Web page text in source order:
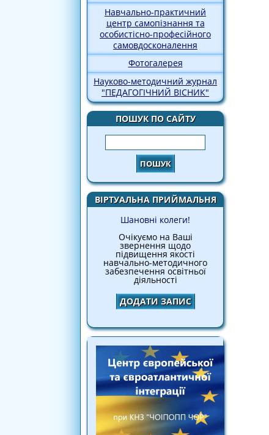
Навчально-практичний
центр самопізнання та
особистісно-професійного
самовдосконалення
Фотогалерея
Науково-методичний журнал
"ПЕДАГОГІЧНИЙ ВІСНИК"
ПОШУК ПО САЙТУ
Пошук
ВІРТУАЛЬНА ПРИЙМАЛЬНЯ
Шановні колеги!
Очікуємо на Ваші
звернення щодо
підвищення якості
навчально-методичного
забезпечення освітньої
діяльності
ДОДАТИ ЗАПИС